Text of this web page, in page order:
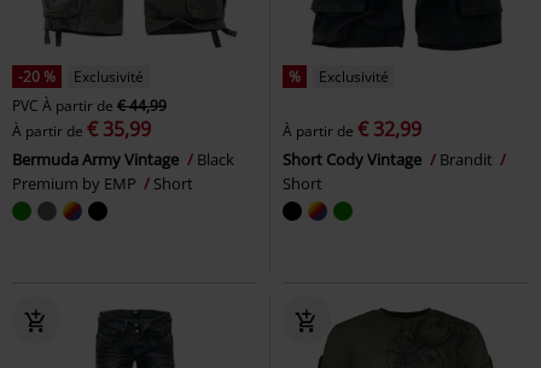
-20 %
Exclusivité
PVC À partir de € 44,99
À partir de € 35,99
Bermuda Army Vintage
Black
Premium by EMP
Short
% Exclusivité
À partir de € 32,99
Short Cody Vintage
Brandit
Short